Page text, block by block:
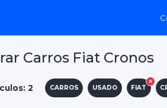
Carros Fiat Cronos
2 CARROS USADO FIAT